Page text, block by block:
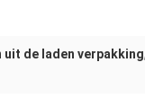
uit de laden verpakking,